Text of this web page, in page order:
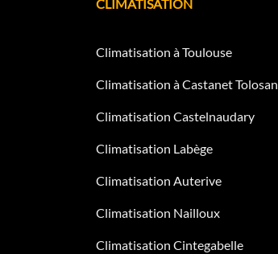
CLIMATISATION
Climatisation à Toulouse
Climatisation à Castanet Tolosan
Climatisation Castelnaudary
Climatisation Labège
Climatisation Auterive
Climatisation Nailloux
Climatisation Cintegabelle